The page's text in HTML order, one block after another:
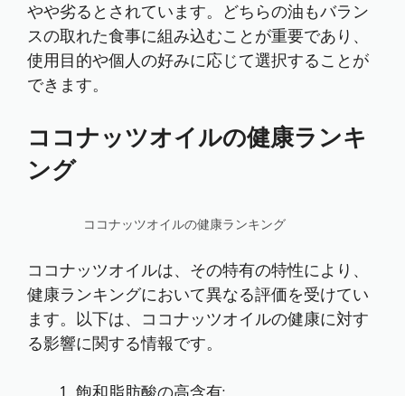
やや劣るとされています。どちらの油もバラン
スの取れた食事に組み込むことが重要であり、
使用目的や個人の好みに応じて選択することが
できます。
ココナッツオイルの健康ランキ
ング
ココナッツオイルの健康ランキング
ココナッツオイルは、その特有の特性により、
健康ランキングにおいて異なる評価を受けてい
ます。以下は、ココナッツオイルの健康に対す
る影響に関する情報です。